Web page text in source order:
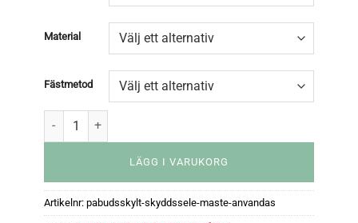
Material
Fästmetod
LÄGG I VARUKORG
Artikelnr: pabudsskylt-skyddssele-maste-anvandas